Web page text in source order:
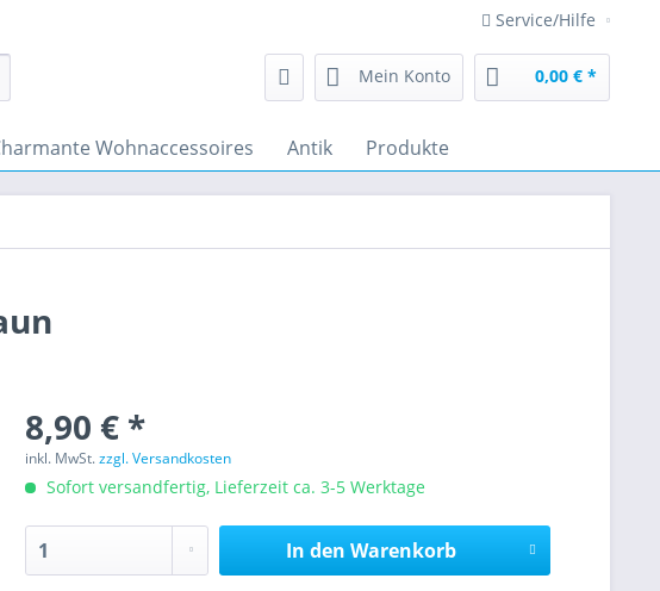
Service/Hilfe
Mein Konto 0,00 € *
Wohnaccessoires Antik Produkte
8,90 € *
inkl. MwSt.zzgl. Versandkosten
Sofort versandfertig, Lieferzeit ca. 3-5 Werktage
In den Warenkorb